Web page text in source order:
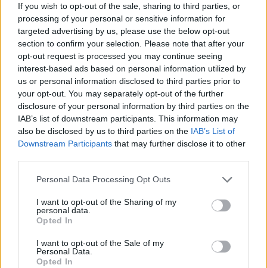
If you wish to opt-out of the sale, sharing to third parties, or
processing of your personal or sensitive information for
targeted advertising by us, please use the below opt-out
section to confirm your selection. Please note that after your
opt-out request is processed you may continue seeing
interest-based ads based on personal information utilized by
us or personal information disclosed to third parties prior to
your opt-out. You may separately opt-out of the further
disclosure of your personal information by third parties on the
IAB’s list of downstream participants. This information may
also be disclosed by us to third parties on the IAB’s List of
Downstream Participants that may further disclose it to other
Please note that this website/app uses one or more Google
not limited to your visit or usage behaviour. You may click to
grant or deny consent to Google and its third-party tags to
use your data for below specified purposes in below Google
consent section.
Personal Data Processing Opt Outs
I want to opt-out of the Sharing of my
personal data.
Opted In
I want to opt-out of the Sale of my
Personal Data.
Opted In
Ο Δημήτρης Κουφοντίνας δεν έχει δείξει καμία
μεταμέλεια για τις πράξεις του - Οι δικαστές κάνουν
ιδιαίτερη αναφορά και στις ουσιαστικές
προϋποθέσεις που θέτει ο νόμος για χορήγηση
άδειας - Για «ταξική», «μεροληπτική» και
«διατεταγμένη Δικαιοσύνη» κάνει λόγο ο
Κουφοντίνας